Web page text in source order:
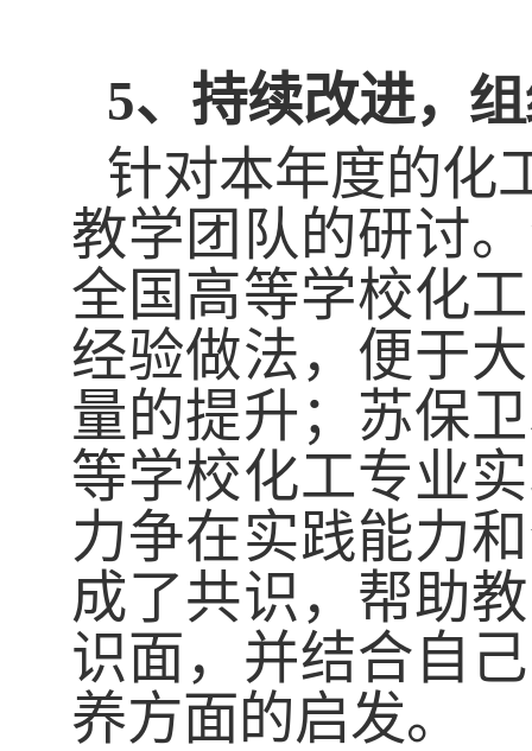
5、 持续改进，
针对本年度的化
教学团队的研讨。
全国高等学校化
经验做法， 便于
量的提升；苏保
等学校化工专业
力争在实践能力和
成了共识， 帮助
识面， 并结合自
养方面的启发。